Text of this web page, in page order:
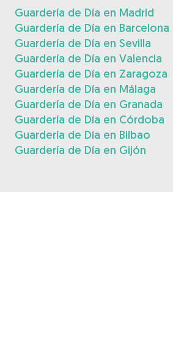
Guardería de Día en Madrid
Guardería de Día en Barcelona
Guardería de Día en Sevilla
Guardería de Día en Valencia
Guardería de Día en Zaragoza
Guardería de Día en Málaga
Guardería de Día en Granada
Guardería de Día en Córdoba
Guardería de Día en Bilbao
Guardería de Día en Gijón